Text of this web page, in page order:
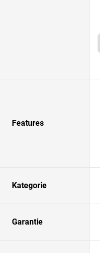
Features
Kategorie
Garantie